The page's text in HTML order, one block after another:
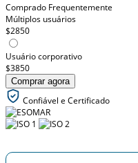
Comprado Frequentemente
Múltiplos usuários
$2850
Usuário corporativo
$3850
Comprar agora
Confiável e Certificado